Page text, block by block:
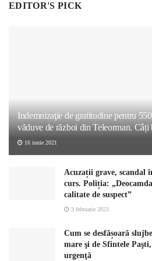
EDITOR'S PICK
Indemnizaţie de gratitudine pentru
văduve de război din Teleorman.
16 iunie 2021
Acuzații grave, scandal
curs. Poliția:
calitate de suspect”
3 februarie 2023
Cum se desfășoară
mare şi de Sfintele
urgenţă